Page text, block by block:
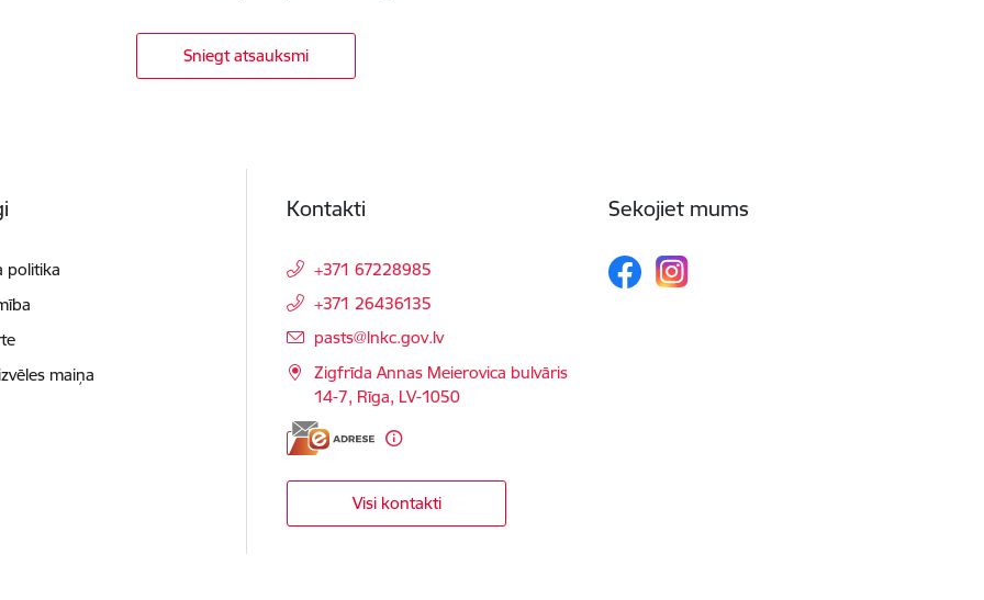
Sniegt atsauksmi
politika
maiņa
Kontakti
+371 67228985
+371 26436135
E-pasts:
pasts@lnkc.gov.lv
Zigfrīda Annas Meierovica bulvāris
14-7, Rīga, LV-1050
Visi kontakti
Sekojiet mums